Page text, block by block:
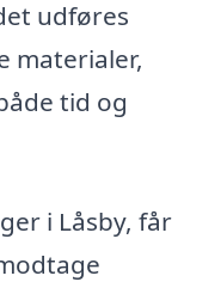
udføres
materialer,
tid og
i Låsby, får